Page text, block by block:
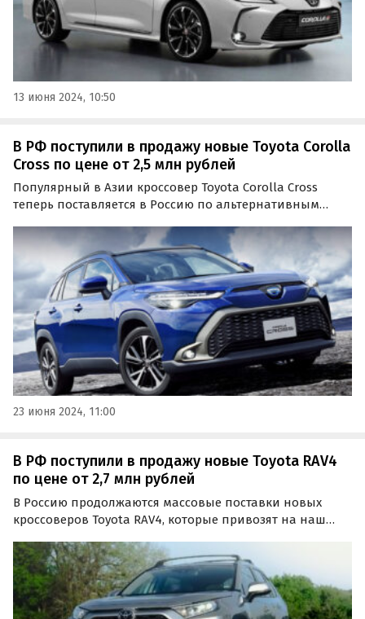
13 июня 2024, 10:50
В РФ поступили в продажу новые Toyota Corolla
Cross по цене от 2,5 млн рублей
Популярный в Азии кроссовер Toyota Corolla Cross
теперь поставляется в Россию по альтернативным
продают как из наличия, так и под заказ по цене от 2
500 000 рублей, пишут «Автоновости дня».
23 июня 2024, 11:00
В РФ поступили в продажу новые Toyota RAV4
по цене от 2,7 млн рублей
В Россию продолжаются массовые поставки новых
кроссоверов Toyota RAV4, которые привозят на наш
одном из сайтов объявлений стартуют от 2,7 млн
рублей, пишут «Автоновости дня».